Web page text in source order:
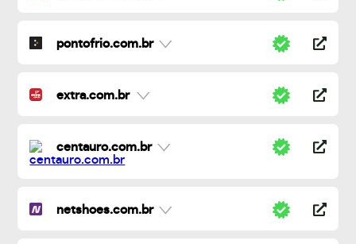
pontofrio.com.br
extra.com.br
centauro.com.br
netshoes.com.br